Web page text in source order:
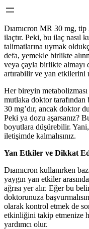
Dıamıcron MR 30 mg,
ilaçtır. Peki, bu ilaç nasıl
talimatlarına uymak
defa, yemekle birlikte
veya çayla birlikte almayı
artırabilir ve yan
Her bireyin metabolizması
mutlaka doktor
30 mg’dır, ancak doktor
Peki ya dozu aşarsanız?
boyutlara düşürebilir.
iletişimde kalmalısınız.
Yan Etkiler ve Dikkat
Dıamıcron kullanırken
yaygın yan etkiler
ağrısı yer alır. Eğer bu
doktorunuza
olarak kontrol etmek de
etkinliğini takip etmenize
yardımcı olur.